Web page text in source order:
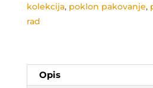
kolekcija, poklon pakovanje,
rad
Opis